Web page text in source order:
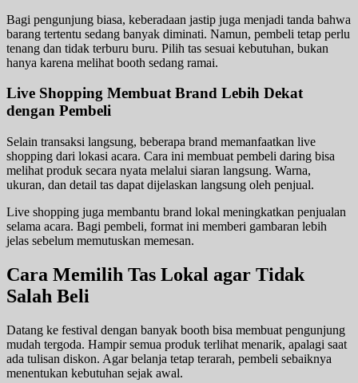
Bagi pengunjung biasa, keberadaan jastip juga menjadi tanda bahwa
barang tertentu sedang banyak diminati. Namun, pembeli tetap perlu
tenang dan tidak terburu buru. Pilih tas sesuai kebutuhan, bukan
hanya karena melihat booth sedang ramai.
Live Shopping Membuat Brand Lebih Dekat
dengan Pembeli
Selain transaksi langsung, beberapa brand memanfaatkan live
shopping dari lokasi acara. Cara ini membuat pembeli daring bisa
melihat produk secara nyata melalui siaran langsung. Warna,
ukuran, dan detail tas dapat dijelaskan langsung oleh penjual.
Live shopping juga membantu brand lokal meningkatkan penjualan
selama acara. Bagi pembeli, format ini memberi gambaran lebih
jelas sebelum memutuskan memesan.
Cara Memilih Tas Lokal agar Tidak
Salah Beli
Datang ke festival dengan banyak booth bisa membuat pengunjung
mudah tergoda. Hampir semua produk terlihat menarik, apalagi saat
ada tulisan diskon. Agar belanja tetap terarah, pembeli sebaiknya
menentukan kebutuhan sejak awal.